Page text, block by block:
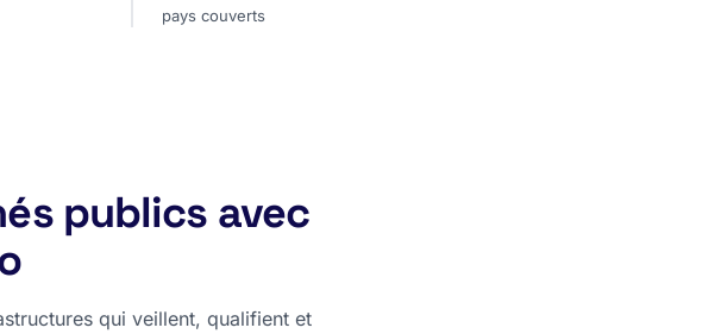
pays couverts
publics avec
qui veillent, qualifient et